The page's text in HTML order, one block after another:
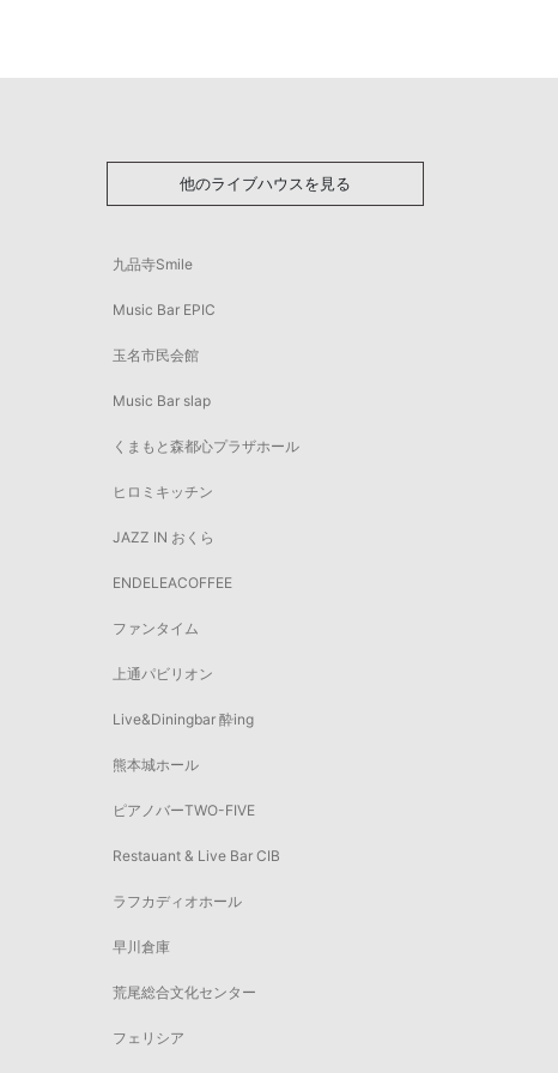
他のライブハウスを見る
九品寺Smile
Music Bar EPIC
玉名市民会館
Music Bar slap
くまもと森都心プラザホール
ヒロミキッチン
JAZZ IN おくら
ENDELEACOFFEE
ファンタイム
上通パビリオン
Live&Diningbar 酔ing
熊本城ホール
ピアノバーTWO-FIVE
Restauant & Live Bar CIB
ラフカディオホール
早川倉庫
荒尾総合文化センター
フェリシア